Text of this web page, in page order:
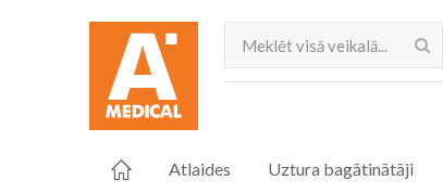
Atlaides Uztura bagātinātāji